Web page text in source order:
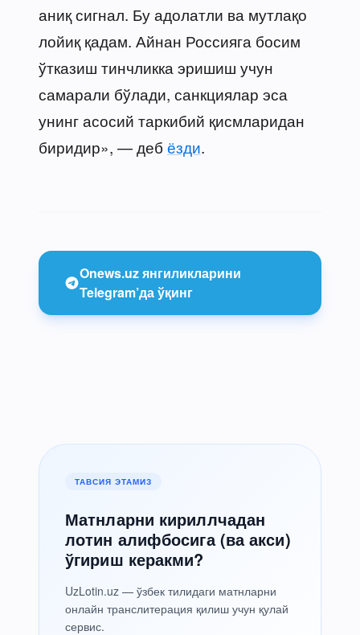
аниқ сигнал. Бу адолатли ва мутлақо
лойиқ қадам. Айнан Россияга босим
ўтказиш тинчликка эришиш учун
самарали бўлади, санкциялар эса
унинг асосий таркибий қисмларидан
биридир», — деб ёзди.
Onews.uz янгиликларини
Telegram’да ўқинг
ТАВСИЯ ЭТАМИЗ
Матнларни кириллчадан
лотин алифбосига (ва акси)
ўгириш керакми?
UzLotin.uz — ўзбек тилидаги матнларни
онлайн транслитерация қилиш учун қулай
сервис.